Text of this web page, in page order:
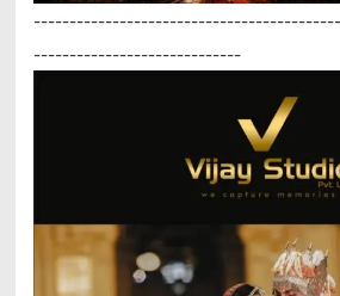
-----------------------------